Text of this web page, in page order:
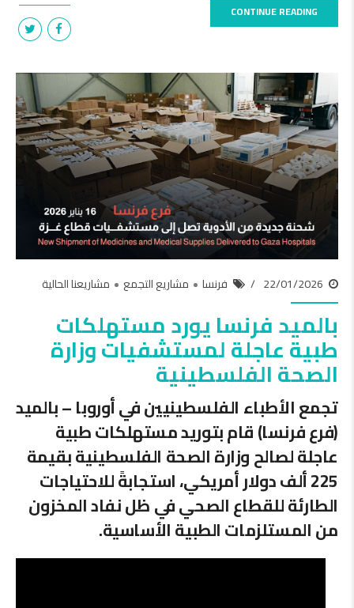
CONTINUE READING
22/01/2026 فرنسا مشاريع التجمع مشاريعنا الحالية
بالميد فرنسا يورد مستهلكات
طبية عاجلة لمستشفيات وزارة
الصحة الفلسطينية
تجمع الأطباء الفلسطينيين في أوروبا – بالميد
(فرع فرنسا) قام بتوريد مستهلكات طبية
عاجلة لصالح وزارة الصحة الفلسطينية بقيمة
225 ألف دولار أمريكي ، استجابةً للاحتياجات
الطارئة للقطاع الصحي في ظل نفاد المخزون
من المستلزمات الطبية الأساسية.